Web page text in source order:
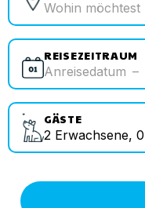
REISEZEITRAUM
Anreisedatum –
GÄSTE
2 Erwachsene, 0